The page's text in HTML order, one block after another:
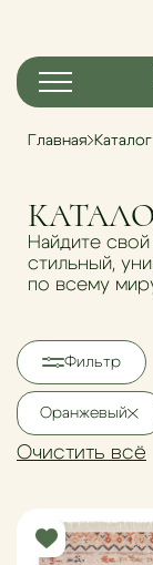
Главная Каталог
Найдите
стильный,
по всему
Фильтр
Оранжевый
Очистить всё